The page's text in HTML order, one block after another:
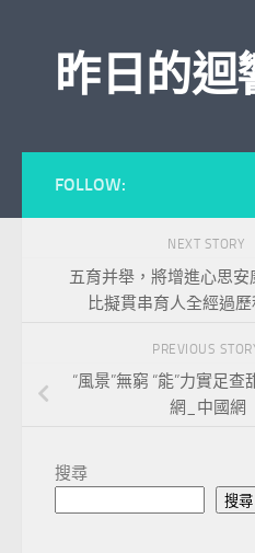
昨日的迴
FOLLOW:
NEXT STORY
五育并舉，將增進心思安
比擬貫串育人全經過
PREVIOUS
“風景”無窮 “能”力實足
網_中國網
搜尋
搜尋